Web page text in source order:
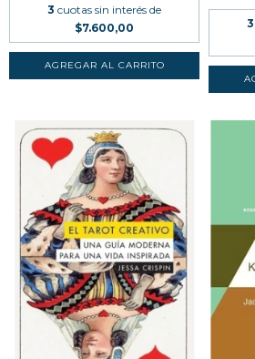
3 cuotas sin interés de
$7.600,00
3